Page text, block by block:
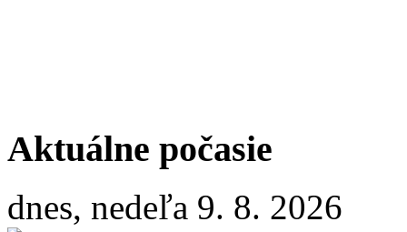
Aktuálne počasie
dnes, nedeľa 9. 8. 2026